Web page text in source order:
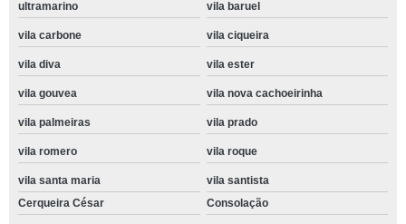
ultramarino vila baruel
vila carbone vila ciqueira
vila diva vila ester
vila gouvea vila nova cachoeirinha
vila palmeiras vila prado
vila romero vila roque
vila santa maria
vila santista
Cerqueira César
Consolação